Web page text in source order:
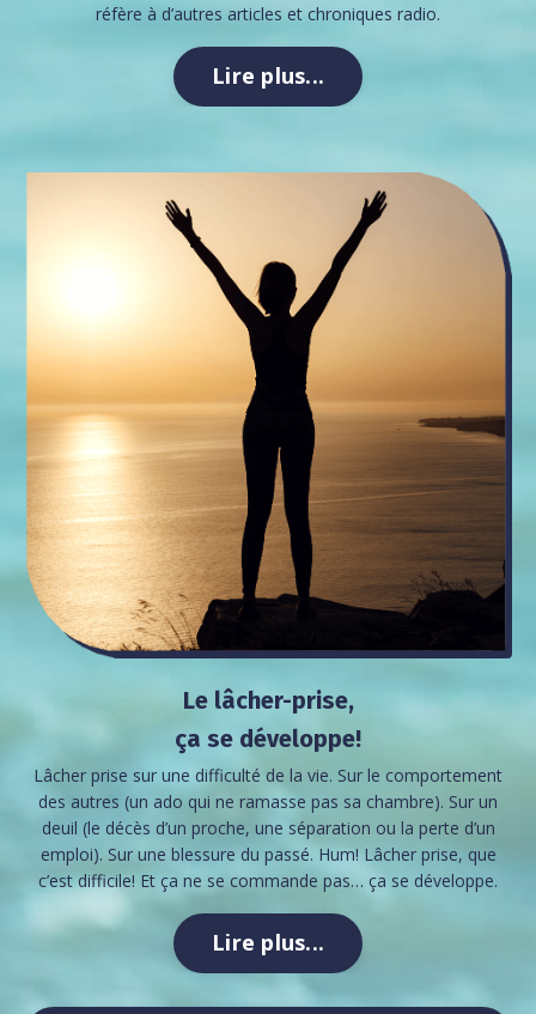
réfère à d’autres articles et chroniques radio.
Lire plus...
Le lâcher-prise,
ça se développe!
Lâcher prise sur une difficulté de la vie. Sur le comportement
des autres (un ado qui ne ramasse pas sa chambre). Sur un
deuil (le décès d’un proche, une séparation ou la perte d’un
emploi). Sur une blessure du passé. Hum! Lâcher prise, que
c’est difficile! Et ça ne se commande pas… ça se développe.
Lire plus...